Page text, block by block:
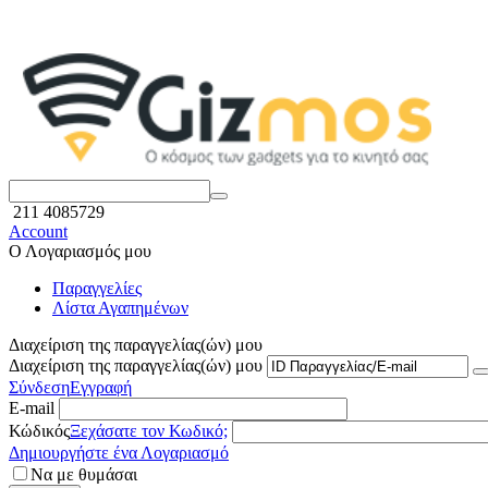
211 4085729
Account
Ο Λογαριασμός μου
Παραγγελίες
Λίστα Αγαπημένων
Διαχείριση της παραγγελίας(ών) μου
Διαχείριση της παραγγελίας(ών) μου
ΣύνδεσηΕγγραφή
E-mail
ΚώδικόςΞεχάσατε τον Κωδικό;
Δημιουργήστε ένα Λογαριασμό
Να με θυμάσαι